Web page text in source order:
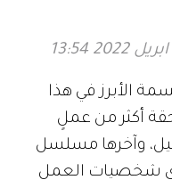
الأبرز في هذا
أكثر من عملٍ
وآخرها مسلسل
إحدى شخصيات العمل